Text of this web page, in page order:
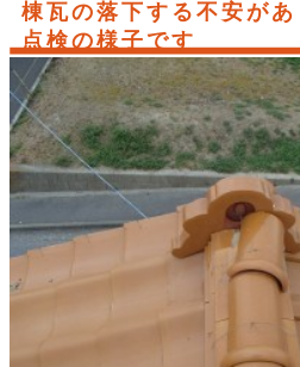
棟瓦の落下する不安があ
点検の様子です